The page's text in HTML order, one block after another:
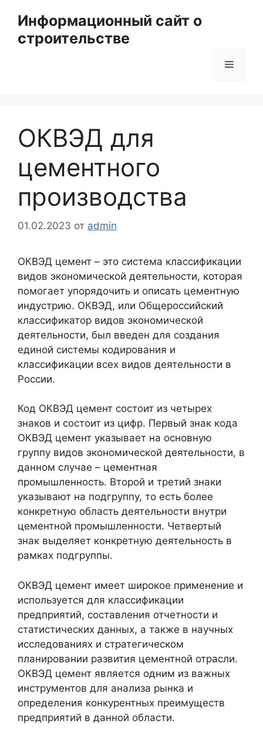
содержимому
Информационный сайт о
строительстве
Меню
ОКВЭД для
цементного
производства
01.02.2023 от admin
ОКВЭД цемент – это система классификации
видов экономической деятельности, которая
помогает упорядочить и описать цементную
индустрию. ОКВЭД, или Общероссийский
классификатор видов экономической
деятельности, был введен для создания
единой системы кодирования и
классификации всех видов деятельности в
России.
Код ОКВЭД цемент состоит из четырех
знаков и состоит из цифр. Первый знак кода
ОКВЭД цемент указывает на основную
группу видов экономической деятельности, в
данном случае – цементная
промышленность. Второй и третий знаки
указывают на подгруппу, то есть более
конкретную область деятельности внутри
цементной промышленности. Четвертый
знак выделяет конкретную деятельность в
рамках подгруппы.
ОКВЭД цемент имеет широкое применение и
используется для классификации
предприятий, составления отчетности и
статистических данных, а также в научных
исследованиях и стратегическом
планировании развития цементной отрасли.
ОКВЭД цемент является одним из важных
инструментов для анализа рынка и
определения конкурентных преимуществ
предприятий в данной области.